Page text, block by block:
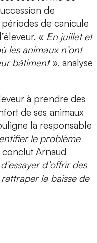
de
de canicule
« En juillet et
les animaux n’ont
bâtiment», analyse
à prendre des
de ses animaux
la responsable
le problème
Arnaud
d’offrir des
la baisse de